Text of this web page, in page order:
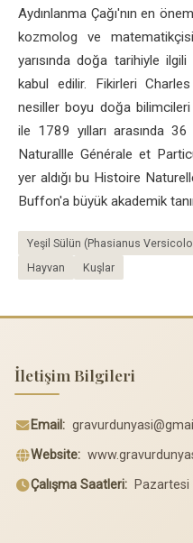
Aydınlanma Çağı'nın en
kozmolog ve
yarısında doğa tarihiyle
kabul edilir. Fikirleri
nesiller boyu doğa
ile 1789 yılları arasında
Naturallle Générale et
yer aldığı bu Histoire
Buffon'a büyük akademik
Yeşil Sülün (Phasianus
Hayvan
Kuşlar
İletişim Bilgileri
Email:
Website:
Çalışma Saatleri: Pazartesi